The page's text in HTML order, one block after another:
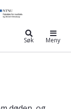
Søk Meny